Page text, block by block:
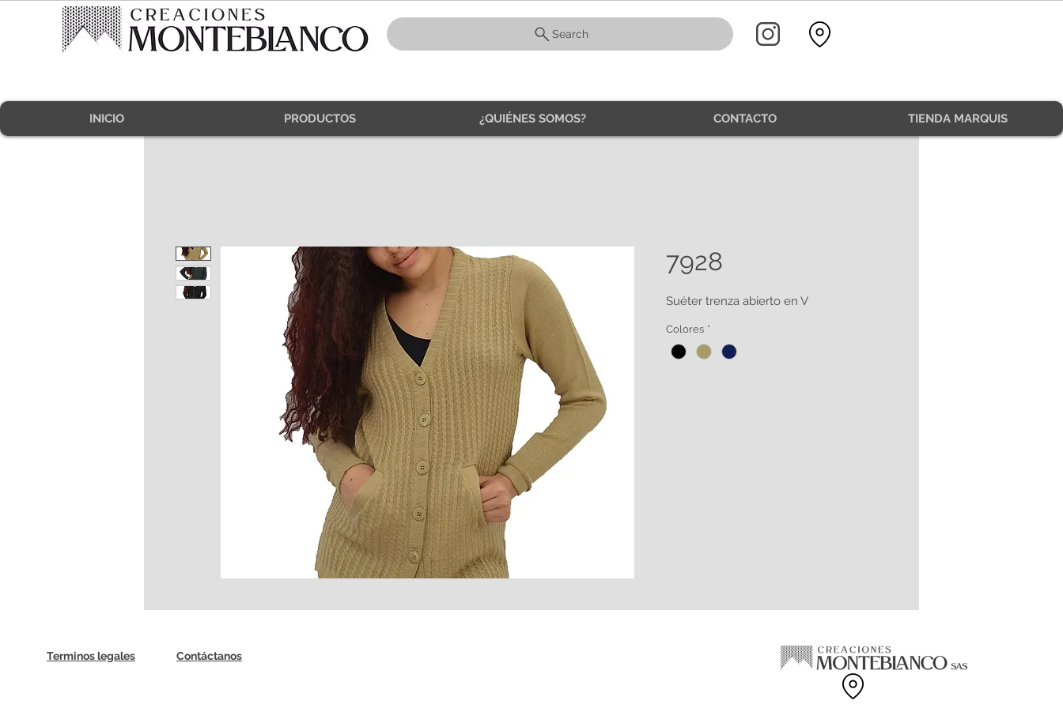
Search
INICIO PRODUCTOS ¿QUIÉNES SOMOS? CONTACTO TIENDA MARQUIS
7928
Suéter trenza abierto en V
Colores *
Terminos legales Contáctanos